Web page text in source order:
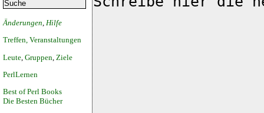
Änderungen Hilfe
Treffen, Veranstaltungen
Leute Gruppen Ziele
PerlLernen
Best of Perl Books
Die Besten Bücher